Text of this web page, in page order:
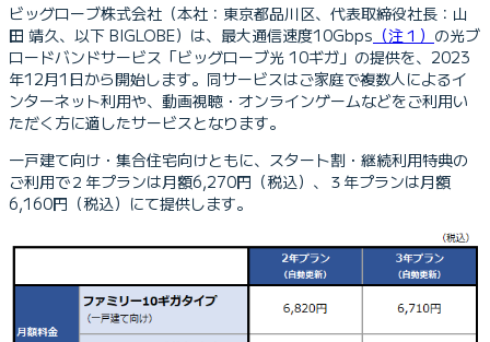
ビッグローブ株式会社（本社：東京都品川区、代表取締役社長：山
田 靖久、以下 BIGLOBE）は、最大通信速度10Gbps （注１） の光ブ
ロードバンドサービス「ビッグローブ光 10ギガ」の提供を、2023
年12月1日から開始します。同サービスはご家庭で複数人によるイ
ンターネット利用や、動画視聴・オンラインゲームなどをご利用い
ただく方に適したサービスとなります。
一戸建て向け・集合住宅向けともに、スタート割・継続利用特典の
ご利用で２年プランは月額6,270円（税込）、３年プランは月額
6,160円（税込）にて提供します。